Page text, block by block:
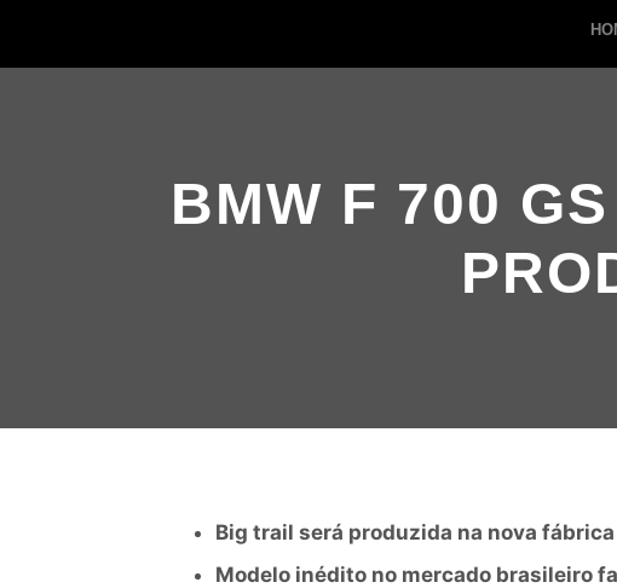
BMW F 700
Big trail será produzida na nova
Modelo inédito no mercado brasileiro